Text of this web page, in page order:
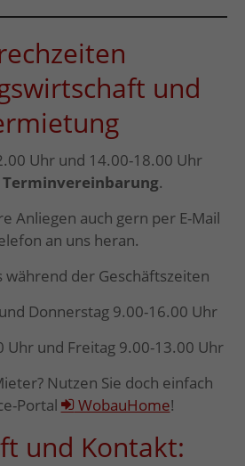
und
Uhr und 14.00-18.00 Uhr
Terminvereinbarung.
Anliegen auch gern per E-Mail
an uns heran.
während der Geschäftszeiten
Donnerstag 9.00-16.00 Uhr
Uhr und Freitag 9.00-13.00 Uhr
Nutzen Sie doch einfach
Portal
WobauHome!
und Kontakt: